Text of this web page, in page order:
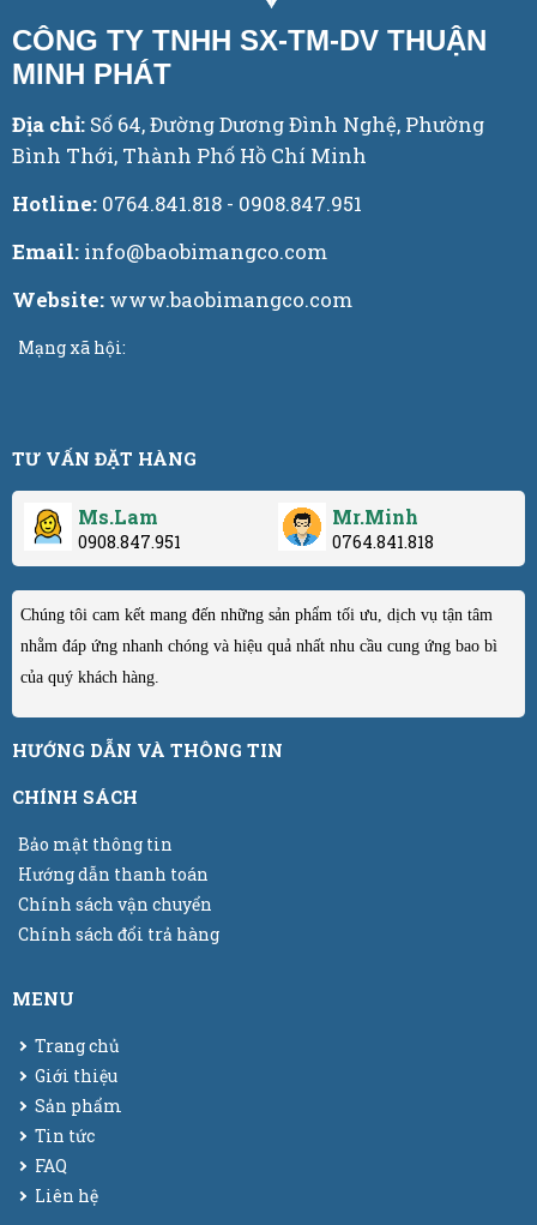
CÔNG TY TNHH SX-TM-DV THUẬN
MINH PHÁT
Địa chỉ: Số 64, Đường Dương Đình Nghệ, Phường
Bình Thới, Thành Phố Hồ Chí Minh
Hotline: 0764.841.818 - 0908.847.951
Email: info@baobimangco.com
Website: www.baobimangco.com
Mạng xã hội:
TƯ VẤN ĐẶT HÀNG
Ms.Lam
0908.847.951
Mr.Minh
0764.841.818
Chúng tôi cam kết mang đến những sản phẩm tối ưu, dịch vụ tận tâm
nhằm đáp ứng nhanh chóng và hiệu quả nhất nhu cầu cung ứng bao bì
của quý khách hàng.
HƯỚNG DẪN VÀ THÔNG TIN
CHÍNH SÁCH
Bảo mật thông tin
Hướng dẫn thanh toán
Chính sách vận chuyển
Chính sách đổi trả hàng
MENU
Trang chủ
Giới thiệu
Sản phẩm
Tin tức
FAQ
Liên hệ